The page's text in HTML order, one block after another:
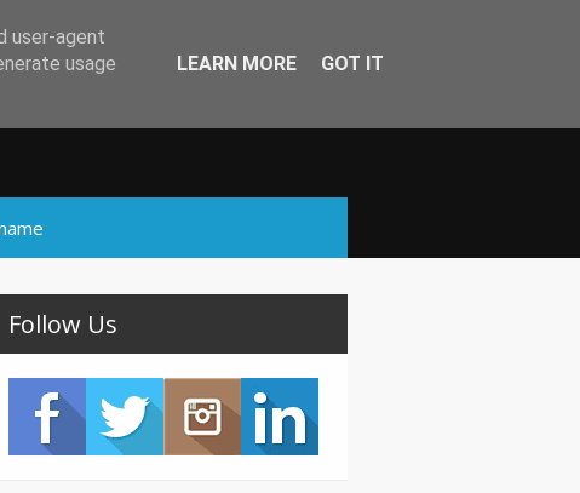
Follow Us
user-agent
usage
LEARN MORE GOT IT